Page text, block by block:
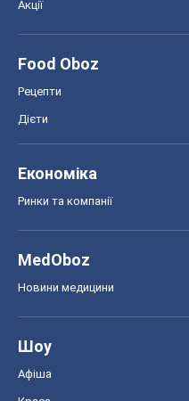
Акції
Food Oboz
Рецепти
Дієти
Економіка
Ринки та компанії
MedOboz
Новини медицини
Шоу
Афіша